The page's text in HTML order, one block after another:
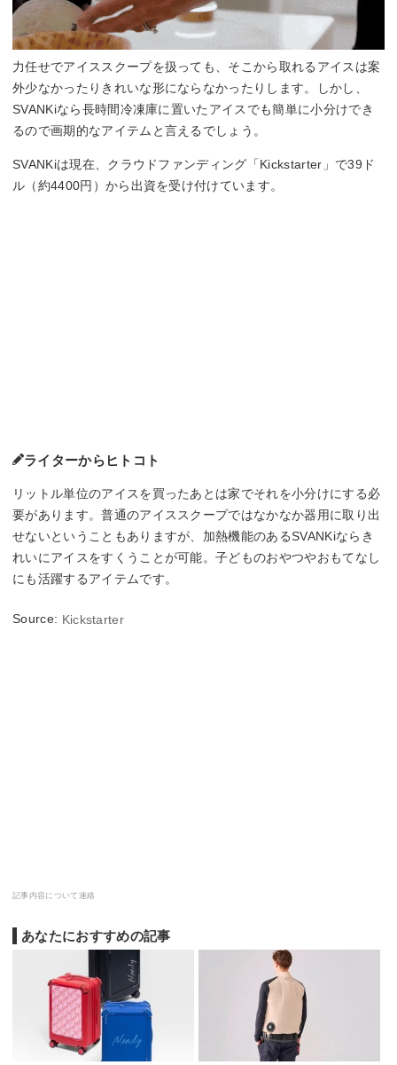
力任せでアイススクープを扱っても、そこから取れるアイスは案
外少なかったりきれいな形にならなかったりします。しかし、
SVANKiなら長時間冷凍庫に置いたアイスでも簡単に小分けでき
るので画期的なアイテムと言えるでしょう。
SVANKiは現在、クラウドファンディング「Kickstarter」で39ド
ル（約4400円）から出資を受け付けています。
ライターからヒトコト
リットル単位のアイスを買ったあとは家でそれを小分けにする必
要があります。普通のアイススクープではなかなか器用に取り出
せないということもありますが、加熱機能のあるSVANKiならき
れいにアイスをすくうことが可能。子どものおやつやおもてなし
にも活躍するアイテムです。
Source: Kickstarter
記事内容について連絡
あなたにおすすめの記事